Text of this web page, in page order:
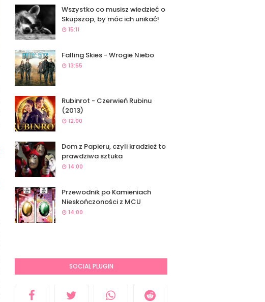
Wszystko co musisz wiedzieć o
Skupszop, by móc ich unikać!
15:11
Falling Skies - Wrogie Niebo
13:55
Rubinrot - Czerwień Rubinu
(2013)
12:00
Dom z Papieru, czyli kradzież to
prawdziwa sztuka
14:00
Przewodnik po Kamieniach
Nieskończoności z MCU
14:00
SOCIAL PLUGIN